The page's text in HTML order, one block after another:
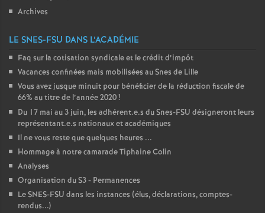
Archives
LE SNES-FSU DANS L’ACADÉMIE
Faq sur la cotisation syndicale et le crédit d’impôt
Vacances confinées mais mobilisées au Snes de Lille
Vous avez jusque minuit pour bénéficier de la réduction fiscale de
66% au titre de l’année 2020!
Du 17 mai au 3 juin, les adhérent.e.s du Snes-FSU désigneront leurs
représentant.e.s nationaux et académiques
Il ne vous reste que quelques heures ...
Hommage à notre camarade Tiphaine Colin
Analyses
Organisation du S3 - Permanences
Le SNES-FSU dans les instances (élus, déclarations, comptes-
rendus...)